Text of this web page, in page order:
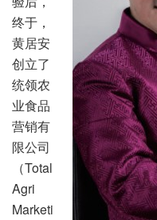
终于，
黄居安
创立了
统领农
业食品
营销有
限公司
（Total
Agri
Marketi